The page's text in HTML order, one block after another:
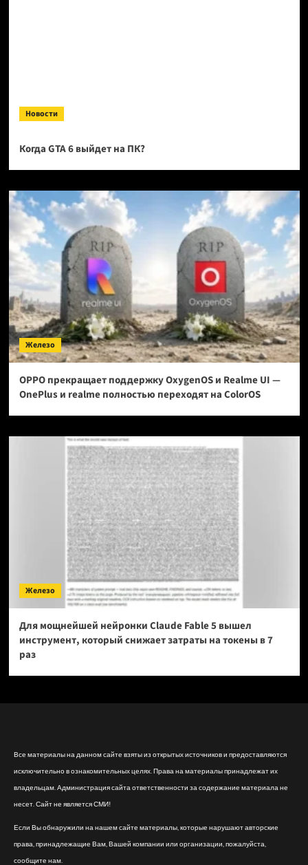
Новости
Когда GTA 6 выйдет на ПК?
Железо
OPPO прекращает поддержку OxygenOS и Realme UI —
OnePlus и realme полностью переходят на ColorOS
Железо
Для мощнейшей нейронки Claude Fable 5 вышел
инструмент, который снижает затраты на токены в 7
раз
Все материалы на данном сайте взяты из открытых источников и предоставляются
исключительно в ознакомительных целях. Права на материалы принадлежат их
владельцам. Администрация сайта ответственности за содержание материала не
несет. Сайт не является СМИ!
Если Вы обнаружили на нашем сайте материалы, которые нарушают авторские
права, принадлежащие Вам, Вашей компании или организации, пожалуйста,
сообщите нам.